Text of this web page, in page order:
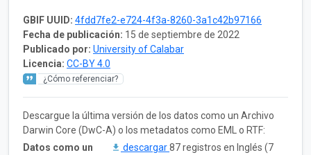
GBIF UUID: 4fdd7fe2-e724-4f3a-8260-3a1c42b97166
Fecha de publicación: 15 de septiembre de 2022
Publicado por: University of Calabar
Licencia: CC-BY 4.0
¿Cómo referenciar?
Descargue la última versión de los datos como un Archivo
Darwin Core (DwC-A) o los metadatos como EML o RTF:
Datos como un
descargar87 registros en Inglés (7